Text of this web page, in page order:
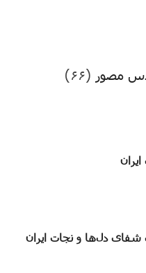
مصور (۶۶)
شفای دل‌ها و نجات ایران